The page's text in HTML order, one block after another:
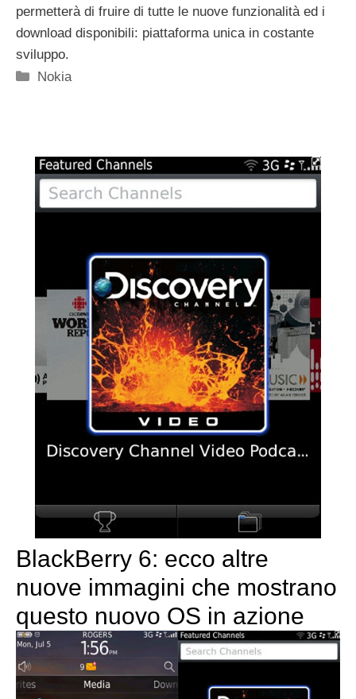
permetterà di fruire di tutte le nuove funzionalità ed i
download disponibili: piattaforma unica in costante
sviluppo.
Categorie
Nokia
BlackBerry 6: ecco altre
nuove immagini che mostrano
questo nuovo OS in azione